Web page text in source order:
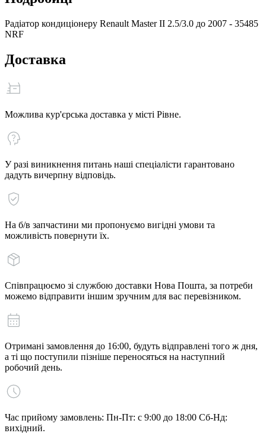
Радіатор кондиціонеру Renault Мaster II 2.5/3.0 до 2007 - 35485
NRF
Доставка
Можлива кур'єрська доставка у місті Рівне.
У разі виникнення питань наші спеціалісти гарантовано
дадуть вичерпну відповідь.
На б/в запчастини ми пропонуємо вигідні умови та
можливість повернути їх.
Співпрацюємо зі службою доставки Нова Пошта, за потреби
можемо відправити іншим зручним для вас перевізником.
Отримані замовлення до 16:00, будуть відправлені того ж дня,
а ті що поступили пізніше переносяться на наступний
робочий день.
Час прийому замовлень: Пн-Пт: с 9:00 до 18:00 Сб-Нд:
вихідний.